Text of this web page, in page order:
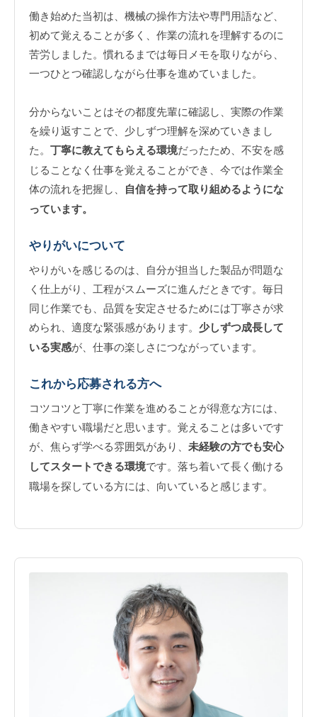
働き始めた当初は、機械の操作方法や専門用語など、
初めて覚えることが多く、作業の流れを理解するのに
苦労しました。慣れるまでは毎日メモを取りながら、
一つひとつ確認しながら仕事を進めていました。
分からないことはその都度先輩に確認し、実際の作業
を繰り返すことで、少しずつ理解を深めていきまし
た。 丁寧に教えてもらえる環境だったため、不安を感
じることなく仕事を覚えることができ、今では作業全
体の流れを把握し、 自信を持って取り組めるようにな
っています。
やりがいについて
やりがいを感じるのは、自分が担当した製品が問題な
く仕上がり、工程がスムーズに進んだときです。毎日
同じ作業でも、品質を安定させるためには丁寧さが求
められ、適度な緊張感があります。 少しずつ成長して
いる実感が、仕事の楽しさにつながっています。
これから応募される方へ
コツコツと丁寧に作業を進めることが得意な方には、
働きやすい職場だと思います。覚えることは多いです
が、焦らず学べる雰囲気があり、 未経験の方でも安心
してスタートできる環境です。落ち着いて長く働ける
職場を探している方には、向いていると感じます。